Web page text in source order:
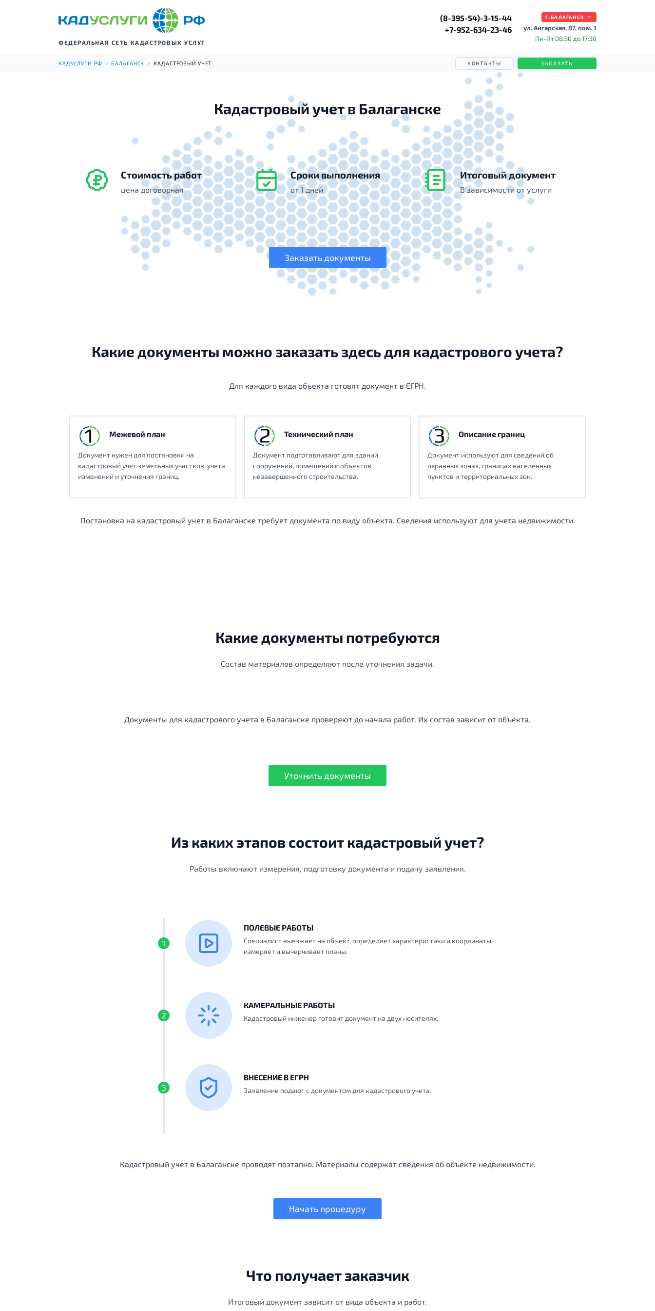
ФЕДЕРАЛЬНАЯ СЕТЬ КАДАСТРОВЫХ УСЛУГ
(8-395-54)-3-15-44
+7-952-634-23-46
Г. БАЛАГАНСК
ул. Ангарская, 87, пом. 1
Пн-Пт 08:30 до 17:30
КАДУСЛУГИ.РФ > БАЛАГАНСК > КАДАСТРОВЫЙ УЧЕТ КОНТАКТЫ ЗАКАЗАТЬ
Кадастровый учет в Балаганске
Стоимость работ
цена договорная
Сроки выполнения
от 1 дней
Итоговый документ
В зависимости от услуги
Заказать документы
Какие документы можно заказать здесь для кадастрового учета?
Для каждого вида объекта готовят документ в ЕГРН.
Межевой план
Документ нужен для постановки на
кадастровый учет земельных участков, учета
изменений и уточнения границ.
Технический план
Документ подготавливают для зданий,
сооружений, помещений и объектов
незавершенного строительства.
Описание границ
Документ используют для сведений об
охранных зонах, границах населенных
пунктов и территориальных зон.
Постановка на кадастровый учет в Балаганске требует документа по виду объекта. Сведения используют для учета недвижимости.
Какие документы потребуются
Состав материалов определяют после уточнения задачи.
Документы для кадастрового учета в Балаганске проверяют до начала работ. Их состав зависит от объекта.
Уточнить документы
Из каких этапов состоит кадастровый учет?
Работы включают измерения, подготовку документа и подачу заявления.
1
ПОЛЕВЫЕ РАБОТЫ
Специалист выезжает на объект, определяет характеристики и координаты,
измеряет и вычерчивает планы.
2
КАМЕРАЛЬНЫЕ РАБОТЫ
Кадастровый инженер готовит документ на двух носителях.
3
ВНЕСЕНИЕ В ЕГРН
Заявление подают с документом для кадастрового учета.
Кадастровый учет в Балаганске проводят поэтапно. Материалы содержат сведения об объекте недвижимости.
Начать процедуру
Что получает заказчик
Итоговый документ зависит от вида объекта и работ.